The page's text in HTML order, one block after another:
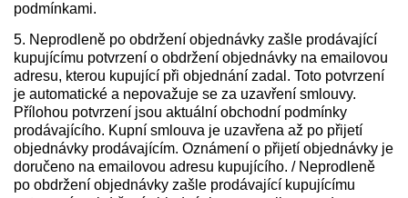
podmínkami.
5. Neprodleně po obdržení objednávky zašle prodávající
kupujícímu potvrzení o obdržení objednávky na emailovou
adresu, kterou kupující při objednání zadal. Toto potvrzení
je automatické a nepovažuje se za uzavření smlouvy.
Přílohou potvrzení jsou aktuální obchodní podmínky
prodávajícího. Kupní smlouva je uzavřena až po přijetí
objednávky prodávajícím. Oznámení o přijetí objednávky je
doručeno na emailovou adresu kupujícího. / Neprodleně
po obdržení objednávky zašle prodávající kupujícímu